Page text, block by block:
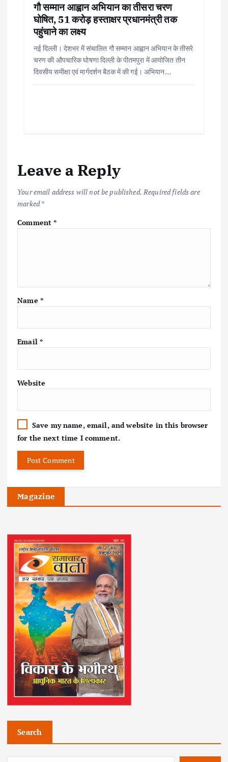
गौ सम्मान आह्वान अभियान का तीसरा चरण
घोषित, 51 करोड़ हस्ताक्षर प्रधानमंत्री तक
पहुंचाने का लक्ष्य
नई दिल्ली। देशभर में संचालित गौ सम्मान आह्वान अभियान के तीसरे
चरण की औपचारिक घोषणा दिल्ली के पीतमपुरा में आयोजित तीन
दिवसीय समीक्षा एवं मार्गदर्शन बैठक में की गई। अभियान…
Leave a Reply
Your email address will not be published. Required fields are
marked*
Comment*
Name *
Email *
Website
Save my name, email, and website in this browser
for the next time I comment.
Magazine
Search